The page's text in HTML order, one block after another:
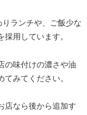
ランチや、ご飯少な
用しています。
の味付けの濃さや油
みてください。
店なら後から追加す